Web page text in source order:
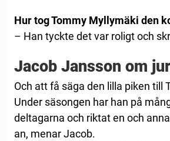
Hur tog Tommy Myllymäki den
– Han tyckte det var roligt och
Jacob Jansson om
Och att få säga den lilla piken
Under säsongen har han på
deltagarna och riktat en och
an, menar Jacob.